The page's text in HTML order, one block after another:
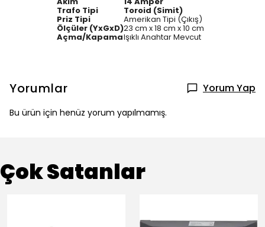
Trafo Tipi Toroid (Simit)
Priz Tipi Amerikan Tipi (Çıkış)
Ölçüler (YxGxD)23 cm x 18 cm x 10 cm
Açma/KapamaIşıklı Anahtar Mevcut
Yorumlar Yorum Yap
Bu ürün için henüz yorum yapılmamış.
Çok Satanlar